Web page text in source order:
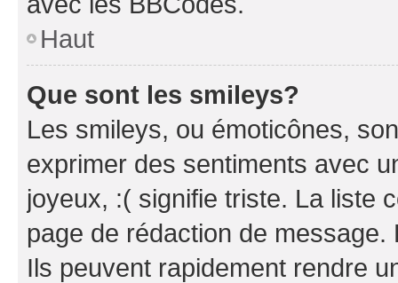
Haut
Que sont les smileys?
Les smileys, ou émoticônes,
exprimer des sentiments avec
joyeux, :( signifie triste. La liste
page de rédaction de
Ils peuvent rapidement rendre